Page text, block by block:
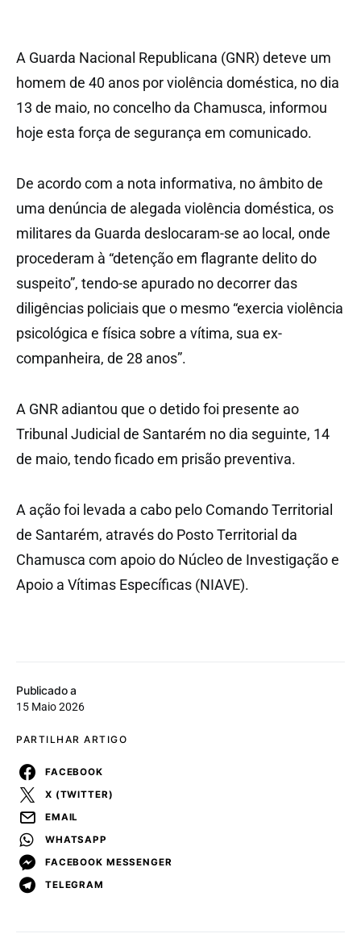
Publicado a
15 Maio 2026
PARTILHAR ARTIGO
FACEBOOK
X (TWITTER)
EMAIL
WHATSAPP
FACEBOOK MESSENGER
TELEGRAM
A Guarda Nacional Republicana (GNR) deteve um
homem de 40 anos por violência doméstica, no dia
13 de maio, no concelho da Chamusca, informou
hoje esta força de segurança em comunicado.
De acordo com a nota informativa, no âmbito de
uma denúncia de alegada violência doméstica, os
militares da Guarda deslocaram-se ao local, onde
procederam à “detenção em flagrante delito do
suspeito”, tendo-se apurado no decorrer das
diligências policiais que o mesmo “exercia violência
psicológica e física sobre a vítima, sua ex-
companheira, de 28 anos”.
A GNR adiantou que o detido foi presente ao
Tribunal Judicial de Santarém no dia seguinte, 14
de maio, tendo ficado em prisão preventiva.
A ação foi levada a cabo pelo Comando Territorial
de Santarém, através do Posto Territorial da
Chamusca com apoio do Núcleo de Investigação e
Apoio a Vítimas Específicas (NIAVE).